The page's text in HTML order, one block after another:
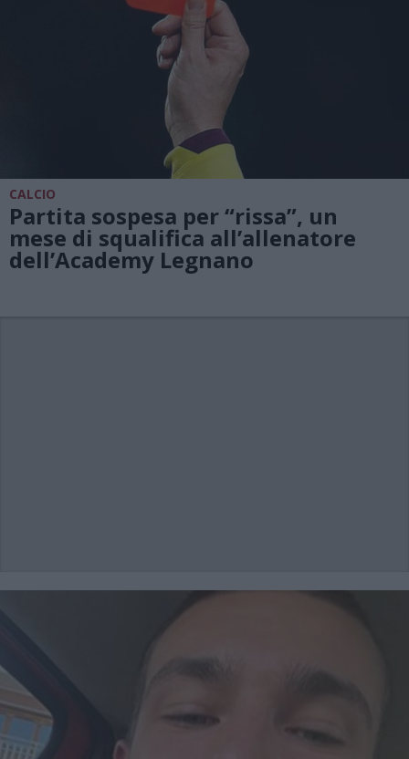
CALCIO
Partita sospesa per “rissa”, un
mese di squalifica all’allenatore
dell’Academy Legnano